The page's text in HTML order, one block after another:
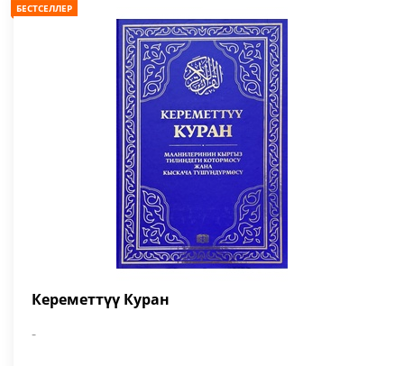
БЕСТСЕЛЛЕР
Кереметтүү Куран
-